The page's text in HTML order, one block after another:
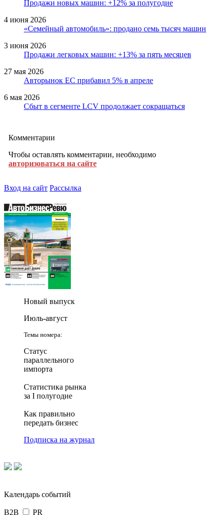
Продажи новых машин: +12% за полугодие
4 июня 2026
«Семейный автомобиль»: продано семь тысяч машин
3 июня 2026
Продажи легковых машин: +13% за пять месяцев
27 мая 2026
Авторынок ЕС прибавил 5% в апреле
6 мая 2026
Сбыт в сегменте LCV продолжает сокращаться
Комментарии
Чтобы оставлять комментарии, необходимо
авторизоваться на сайте
Вход на сайт Рассылка
Новый выпуск
Июль-август
Темы номера:
Статус
параллельного
импорта
Статистика рынка
за I полугодие
Как правильно
передать бизнес
Подписка на журнал
Календарь событий
B2B PR